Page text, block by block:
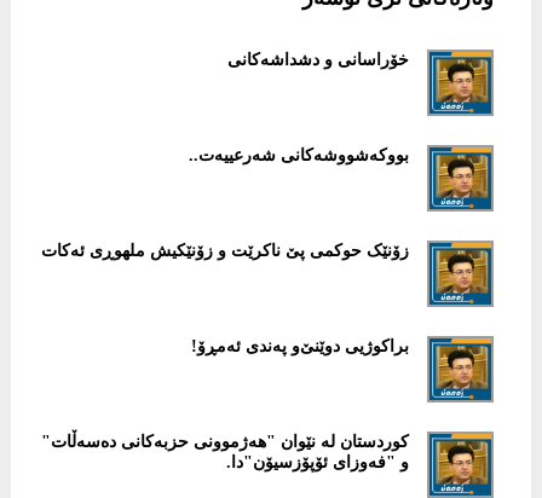
خۆراسانی و دشداشەکانی
بووکەشووشەکانی شەرعییەت..
زۆنێک حوکمی پێ ناکرێت و زۆنێکیش ملهوڕی ئەکات
براکوژیی دوێنێ‌و پەندی ئەمڕۆ!
کوردستان لە نێوان "هەژموونی حزبەکانی دەسەڵات"
و "فەوزای ئۆپۆزسیۆن"دا.